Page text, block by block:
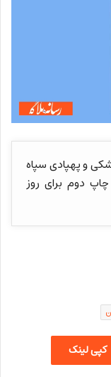
و پهپادی سپاه
دوم برای روز
کپی لینک